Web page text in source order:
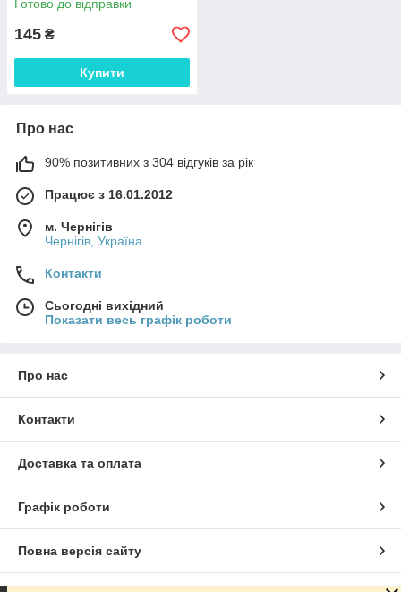
Готово до відправки
145 ₴
Купити
Про нас
90% позитивних з 304 відгуків за рік
Працює з 16.01.2012
м. Чернігів
Чернігів, Україна
Контакти
Сьогодні вихідний
Показати весь графік роботи
Про нас
Контакти
Доставка та оплата
Графік роботи
Повна версія сайту